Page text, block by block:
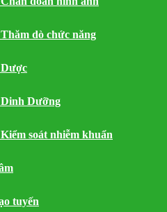
dò chức năng
Dưỡng
soát nhiễm khuẩn
tuyến